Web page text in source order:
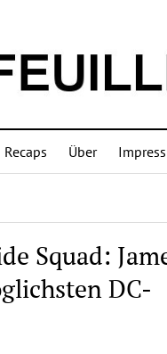
Recaps Über
Squad:
DC-